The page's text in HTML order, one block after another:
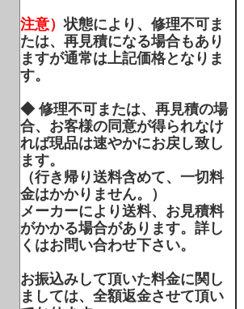
注意）状態により、修理不可ま
たは、再見積になる場合もあり
ますが通常は上記価格となりま
す。
◆ 修理不可または、再見積の場
合、お客様の同意が得られなけ
れば現品は速やかにお戻し致し
ます。
（行き帰り送料含めて、一切料
金はかかりません。）
メーカーにより送料、お見積料
がかかる場合があります。詳し
くはお問い合わせ下さい。
お振込みして頂いた料金に関し
ましては、全額返金させて頂い